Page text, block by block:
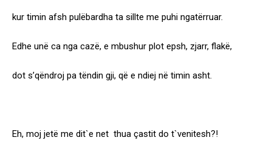
kur timin afsh pulëbardha ta sillte me puhi ngatërruar.
Edhe unë ca nga cazë, e mbushur plot epsh, zjarr, flakë,
dot s’qëndroj pa tëndin gji, që e ndiej në timin asht.
Eh, moj jetë me dit`e net thua çastit do t`venitesh?!